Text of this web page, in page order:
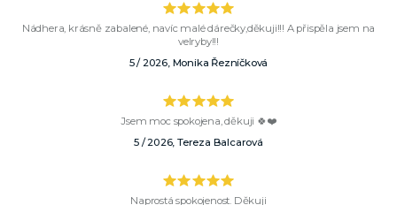
Nádhera, krásně zabalené, navíc malé dárečky,děkuji!!! A přispěla jsem na
velryby!!!
5 / 2026, Monika Řezníčková
Jsem moc spokojena, děkuji 🍀❤️
5 / 2026, Tereza Balcarová
Naprostá spokojenost. Děkuji